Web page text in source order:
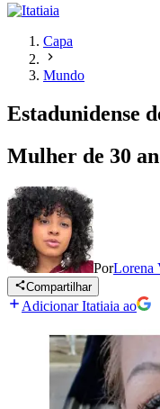
Capa
Mundo
Estadunidense
Mulher de 30
PorLorena
Compartilhar
Adicionar Itatiaia ao